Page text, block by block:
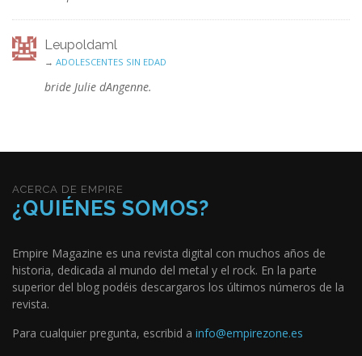
Leupoldaml
→ ADOLESCENTES SIN EDAD
bride Julie dAngenne.
ACERCA DE EMPIRE
¿QUIÉNES SOMOS?
Empire Magazine es una revista digital con muchos años de
historia, dedicada al mundo del metal y el rock. En la parte
superior del blog podéis descargaros los últimos números de la
revista.
Para cualquier pregunta, escribid a info@empirezone.es